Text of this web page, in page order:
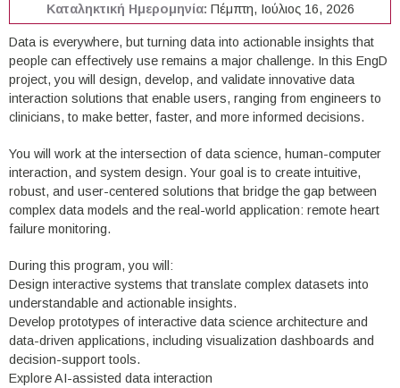
Καταληκτική Ημερομηνία: Πέμπτη, Ιούλιος 16, 2026
Data is everywhere, but turning data into actionable insights that
people can effectively use remains a major challenge. In this EngD
project, you will design, develop, and validate innovative data
interaction solutions that enable users, ranging from engineers to
clinicians, to make better, faster, and more informed decisions.
You will work at the intersection of data science, human-computer
interaction, and system design. Your goal is to create intuitive,
robust, and user-centered solutions that bridge the gap between
complex data models and the real-world application: remote heart
failure monitoring.
During this program, you will:
Design interactive systems that translate complex datasets into
understandable and actionable insights.
Develop prototypes of interactive data science architecture and
data-driven applications, including visualization dashboards and
decision-support tools.
Explore AI-assisted data interaction